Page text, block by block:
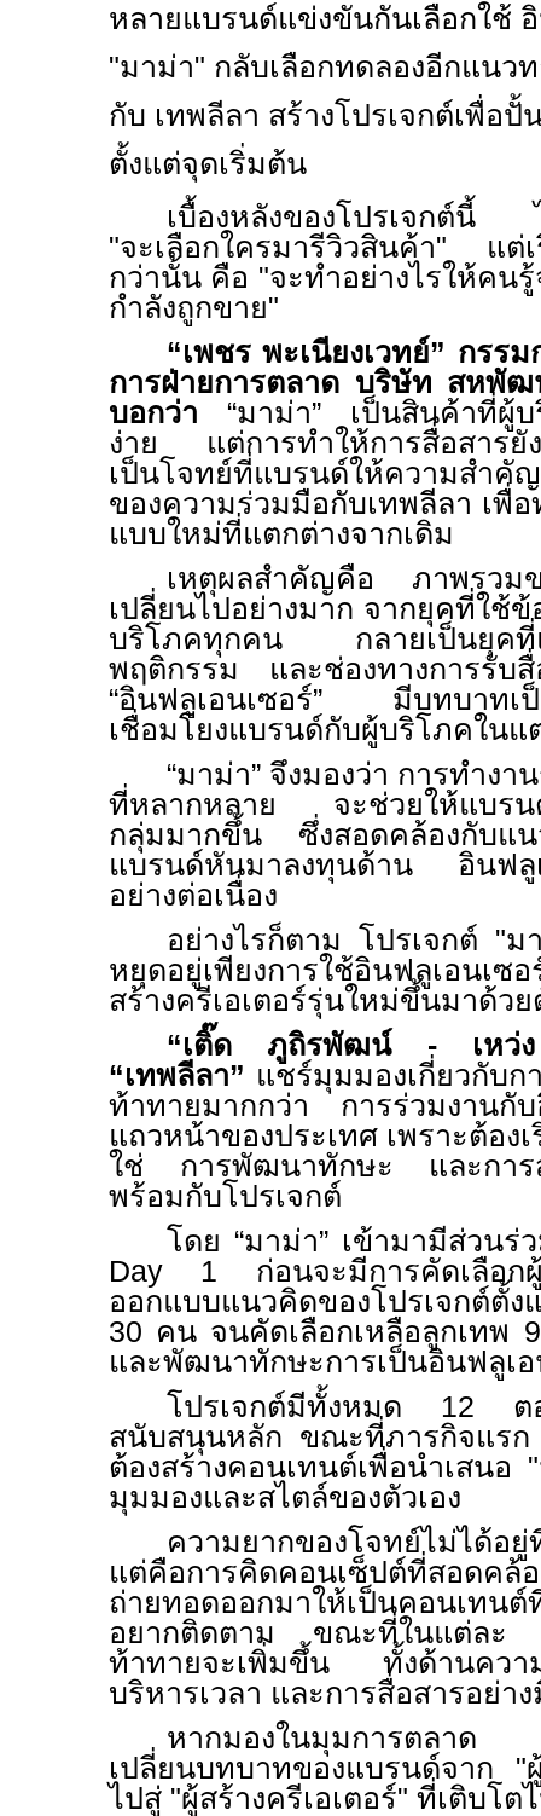
หลายแบรนด์แข่งขันกันเลือกใช้
"มาม่า" กลับเลือกทดลองอีกแนว
กับ เทพลีลา สร้างโปรเจกต์เพื่อ
ตั้งแต่จุดเริ่มต้น
เบื้องหลังของโปรเจกต์นี้
"จะเลือกใครมารีวิวสินค้า" แต่
กว่านั้น คือ "จะทำอย่างไรให้คน
กำลังถูกขาย"
“เพชร พะเนียงเวทย์” กรร
การฝ่ายการตลาด บริษัท สหพั
บอกว่า “มาม่า” เป็นสินค้าที่ผู้บ
ง่าย แต่การทำให้การสื่อสารยั
เป็นโจทย์ที่แบรนด์ให้ความสำคั
ของความร่วมมือกับเทพลีลา เพื่
แบบใหม่ที่แตกต่างจากเดิม
เหตุผลสำคัญคือ ภาพรวมข
เปลี่ยนไปอย่างมาก จากยุคที่ใช้
บริโภคทุกคน กลายเป็นยุคที่แ
พฤติกรรม และช่องทางการรับ
“อินฟลูเอนเซอร์” มีบทบาทเป็
เชื่อมโยงแบรนด์กับผู้บริโภคในแ
“มาม่า” จึงมองว่า การทำง
ที่หลากหลาย จะช่วยให้แบรนด์
กลุ่มมากขึ้น ซึ่งสอดคล้องกับแน
แบรนด์หันมาลงทุนด้าน อินฟลู
อย่างต่อเนื่อง
อย่างไรก็ตาม โปรเจกต์ "
หยุดอยู่เพียงการใช้อินฟลูเอนเ
สร้างครีเอเตอร์รุ่นใหม่ขึ้นมาด้วย
“เติ๊ด ภูถิรพัฒน์ - เห
“เทพลีลา” แชร์มุมมองเกี่ยวกับ
ท้าทายมากกว่า การร่วมงานกั
แถวหน้าของประเทศ เพราะต้อ
ใช่ การพัฒนาทักษะ และการส
พร้อมกับโปรเจกต์
โดย “มาม่า” เข้ามามีส่วนร่
Day 1 ก่อนจะมีการคัดเลือ
ออกแบบแนวคิดของโปรเจกต์ตั้
30 คน จนคัดเลือกเหลือลูกเทพ
และพัฒนาทักษะการเป็นอินฟลูเอ
โปรเจกต์มีทั้งหมด 12 ต
สนับสนุนหลัก ขณะที่ภารกิจแร
ต้องสร้างคอนเทนต์เพื่อนำเสน
มุมมองและสไตล์ของตัวเอง
ความยากของโจทย์ไม่ได้อ
แต่คือการคิดคอนเซ็ปต์ที่สอ
ถ่ายทอดออกมาให้เป็นคอนเทน
อยากติดตาม ขณะที่ในแต่ล
ท้าทายจะเพิ่มขึ้น ทั้งด้านคว
บริหารเวลา และการสื่อสารอย่า
หากมองในมุมการตลาด
เปลี่ยนบทบาทของแบรนด์จาก "
ไปสู่ "ผู้สร้างครีเอเตอร์" ที่เติบโต